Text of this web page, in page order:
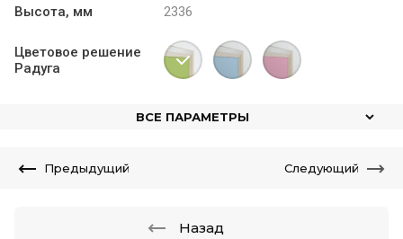
Высота, мм 2336
Цветовое решение
Радуга
ВСЕ ПАРАМЕТРЫ
Предыдущий Следующий
Назад